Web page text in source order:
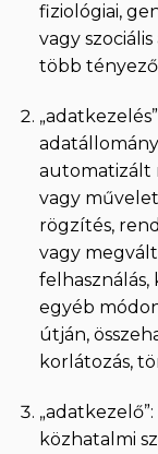
fiziológiai,
vagy
több
automatizált
vagy
rögzítés,
vagy
felhasználás,
egyéb
útján,
korlátozás,
közhatalmi